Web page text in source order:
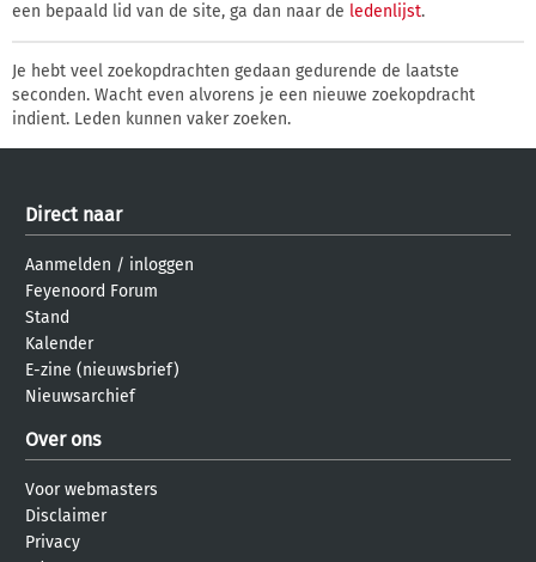
een bepaald lid van de site, ga dan naar de ledenlijst.
Je hebt veel zoekopdrachten gedaan gedurende de laatste
seconden. Wacht even alvorens je een nieuwe zoekopdracht
indient. Leden kunnen vaker zoeken.
Direct naar
Aanmelden / inloggen
Feyenoord Forum
Stand
Kalender
E-zine (nieuwsbrief)
Nieuwsarchief
Over ons
Voor webmasters
Disclaimer
Privacy